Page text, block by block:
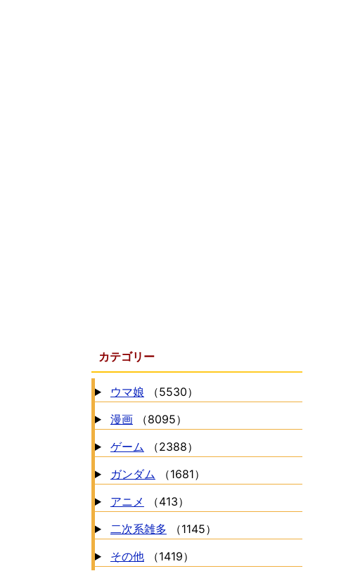
カテゴリー
ウマ娘
（5530）
漫画
（8095）
ゲーム
（2388）
ガンダム
（1681）
アニメ
（413）
二次系雑多
（1145）
その他
（1419）